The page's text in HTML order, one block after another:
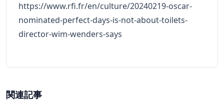
https://www.rfi.fr/en/culture/20240219-oscar-
nominated-perfect-days-is-not-about-toilets-
director-wim-wenders-says
関連記事